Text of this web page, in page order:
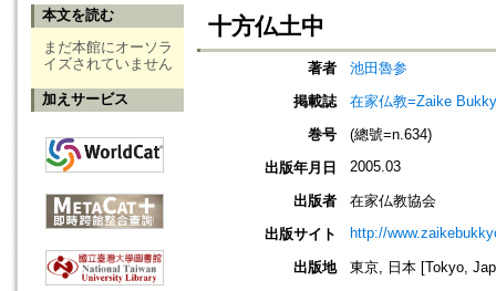
本文を読む
まだ本館にオーソラ
イズされていません
加えサービス
十方仏土中
著者
池田魯参
掲載誌
在家仏教=Zaike
巻号
(總號=n.634)
出版年月日
2005.03
出版者
在家仏教協会
出版サイト
http://
出版地
東京, 日本 [Tokyo,